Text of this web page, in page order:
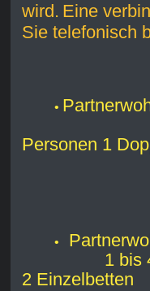
wird. Eine
Sie telefonisch
•
1
Personen 1
•
1 bis 4
2 Einzelbetten